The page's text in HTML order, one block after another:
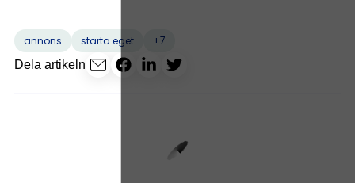
annons starta eget
+7
Dela artikeln